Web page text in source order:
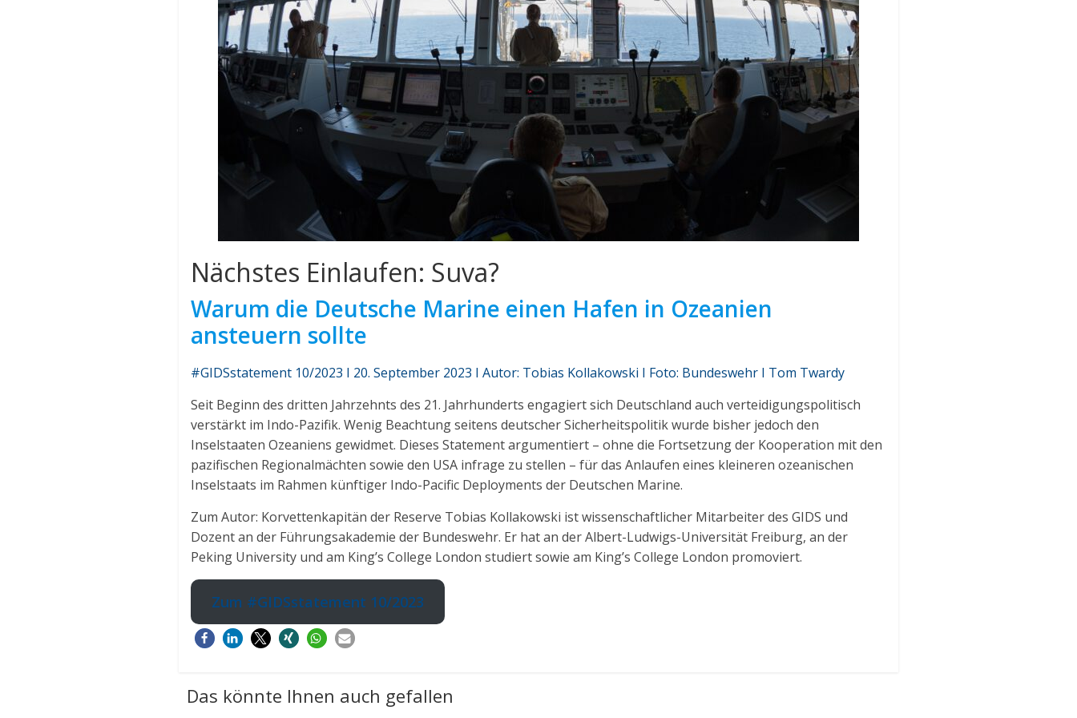
Nächstes Einlaufen: Suva?
Warum die Deutsche Marine einen Hafen in Ozeanien
ansteuern sollte
#GIDSstatement 10/2023 I 20. September 2023 I Autor: Tobias Kollakowski I Foto: Bundeswehr I Tom Twardy
Seit Beginn des dritten Jahrzehnts des 21. Jahrhunderts engagiert sich Deutschland auch verteidigungspolitisch
verstärkt im Indo-Pazifik. Wenig Beachtung seitens deutscher Sicherheitspolitik wurde bisher jedoch den
Inselstaaten Ozeaniens gewidmet. Dieses Statement argumentiert – ohne die Fortsetzung der Kooperation mit den
pazifischen Regionalmächten sowie den USA infrage zu stellen – für das Anlaufen eines kleineren ozeanischen
Inselstaats im Rahmen künftiger Indo-Pacific Deployments der Deutschen Marine.
Zum Autor: Korvettenkapitän der Reserve Tobias Kollakowski ist wissenschaftlicher Mitarbeiter des GIDS und
Dozent an der Führungsakademie der Bundeswehr. Er hat an der Albert-Ludwigs-Universität Freiburg, an der
Peking University und am King’s College London studiert sowie am King’s College London promoviert.
Zum #GIDSstatement 10/2023
Das könnte Ihnen auch gefallen